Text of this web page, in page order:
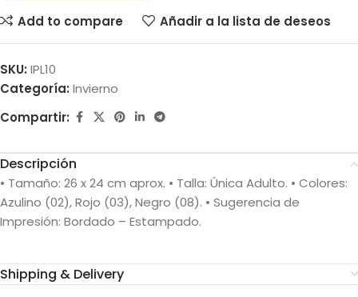
Add to compare Añadir a la lista de deseos
SKU: IPL10
Categoría: Invierno
Compartir:
Descripción
• Tamaño: 26 x 24 cm aprox. • Talla: Única Adulto. • Colores:
Azulino (02), Rojo (03), Negro (08). • Sugerencia de
Impresión: Bordado – Estampado.
Shipping & Delivery